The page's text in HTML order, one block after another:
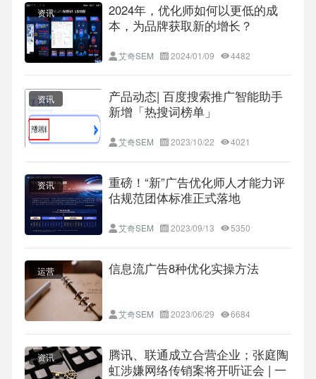
资讯
2024年，优化师如何以更低的成
本，为品牌获取新的增长？
艾奇SEM 2024/01/09 4482
资讯
产品动态| 百度搜索推广智能助手
新增「热搜词榜单」
艾奇SEM 2023/10/22 4021
资讯
重磅！“新”广告优化师人才能力评
估规范团体标准正式落地
艾奇SEM 2023/09/13 5350
运营 信息流广告8种优化实操方法
艾奇SEM 2023/06/29 6684
资讯
腾讯、联通成立合营企业；张庭陶
虹涉嫌网络传销案将开听证会 | 一